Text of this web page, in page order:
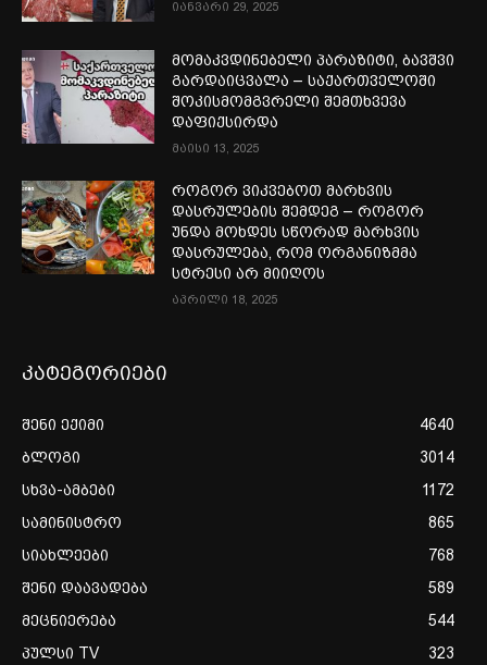
იანვარი 29, 2025
მომაკვდინებელი პარაზიტი, ბავშვი
გარდაიცვალა – საქართველოში
შოკისმომგვრელი შემთხვევა
დაფიქსირდა
მაისი 13, 2025
როგორ ვიკვებოთ მარხვის
დასრულების შემდეგ – როგორ
უნდა მოხდეს სწორად მარხვის
დასრულება, რომ ორგანიზმმა
სტრესი არ მიიღოს
აპრილი 18, 2025
კატეგორიები
შენი ექიმი
4640
ბლოგი
3014
სხვა-ამბები
1172
სამინისტრო
865
სიახლეები
768
შენი დაავადება
589
მეცნიერება
544
პულსი TV
323